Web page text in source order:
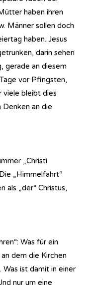
haben ihren
Männer sollen doch
haben. Jesus
darin sehen
gerade an diesem
vor Pfingsten,
viele bleibt dies
Denken an die
„Christi
„Himmelfahrt“
als „der“ Christus,
Was für ein
dem die Kirchen
ist damit in einer
nur um eine